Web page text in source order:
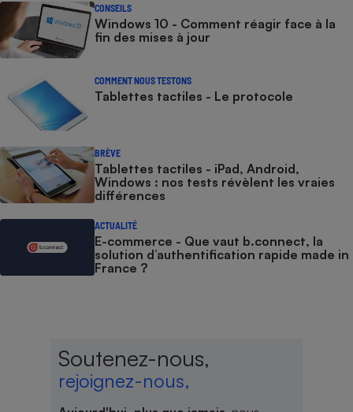
CONSEILS
Windows 10 - Comment réagir face à la
fin des mises à jour
COMMENT NOUS TESTONS
Tablettes tactiles - Le protocole
BRÈVE
Tablettes tactiles - iPad, Android,
Windows : nos tests révèlent les vraies
différences
ACTUALITÉ
E-commerce - Que vaut b.connect, la
solution d’authentification rapide made in
France ?
Soutenez-nous,
rejoignez-nous,